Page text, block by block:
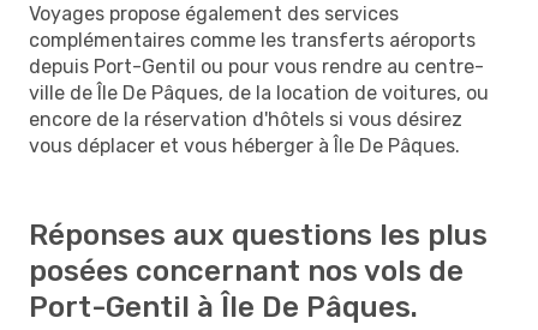
Voyages propose également des services
complémentaires comme les transferts aéroports
depuis Port-Gentil ou pour vous rendre au centre-
ville de Île De Pâques, de la location de voitures, ou
encore de la réservation d'hôtels si vous désirez
vous déplacer et vous héberger à Île De Pâques.
Réponses aux questions les plus
posées concernant nos vols de
Port-Gentil à Île De Pâques.